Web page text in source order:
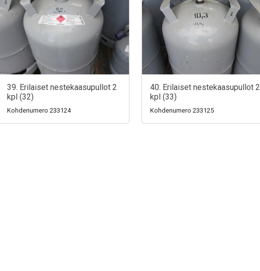
39. Erilaiset nestekaasupullot 2
kpl (32)
Kohdenumero 233124
40. Erilaiset nestekaasupullot 2
kpl (33)
Kohdenumero 233125